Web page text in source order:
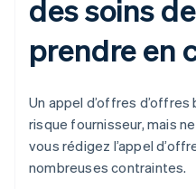
des soins
prendre en
Un appel d’offres
risque fournisseur, mais
vous rédigez l’appel
nombreuses contraintes.